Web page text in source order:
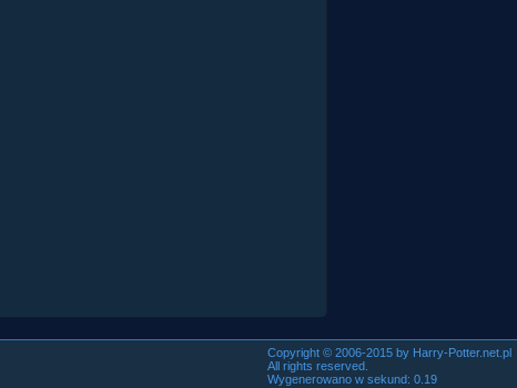
Copyright © 2006-2015 by Harry-Potter.net.pl
All rights reserved.
Wygenerowano w sekund: 0.19